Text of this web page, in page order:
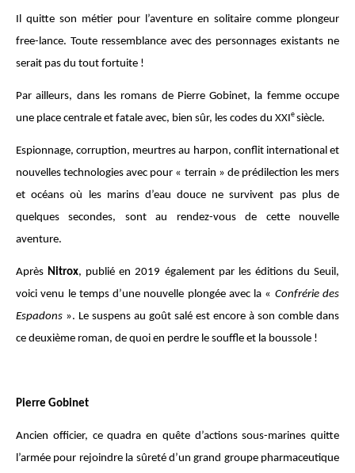
Il quitte son métier pour l’aventure en solitaire comme plongeur
free-lance. Toute ressemblance avec des personnages existants ne
serait pas du tout fortuite !
Par ailleurs, dans les romans de Pierre Gobinet, la femme occupe
une place centrale et fatale avec, bien sûr, les codes du XXIesiècle.
Espionnage, corruption, meurtres au harpon, conflit international et
nouvelles technologies avec pour « terrain » de prédilection les mers
et océans où les marins d’eau douce ne survivent pas plus de
quelques secondes, sont au rendez-vous de cette nouvelle
aventure.
Après Nitrox, publié en 2019 également par les éditions du Seuil,
voici venu le temps d’une nouvelle plongée avec la « Confrérie des
Espadons ». Le suspens au goût salé est encore à son comble dans
ce deuxième roman, de quoi en perdre le souffle et la boussole !
Pierre Gobinet
Ancien officier, ce quadra en quête d’actions sous-marines quitte
l’armée pour rejoindre la sûreté d’un grand groupe pharmaceutique